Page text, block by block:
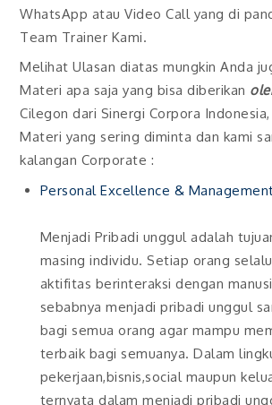
WhatsApp atau Video Call yang di
Team Trainer Kami.
Melihat Ulasan diatas mungkin Anda
Materi apa saja yang bisa diberikan
Cilegon dari Sinergi Corpora
Materi yang sering diminta dan kami
kalangan Corporate :
Personal Excellence &
Menjadi Pribadi unggul adalah
masing individu. Setiap orang
aktifitas berinteraksi dengan
sebabnya menjadi pribadi unggul
bagi semua orang agar mampu
terbaik bagi semuanya. Dalam
pekerjaan,bisnis,social maupun
ternyata dalam menjadi pribadi